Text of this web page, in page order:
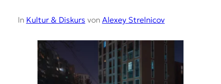
In Kultur & Diskurs von Alexey Strelnicov